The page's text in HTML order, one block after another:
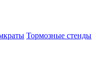
Тормозные стенды